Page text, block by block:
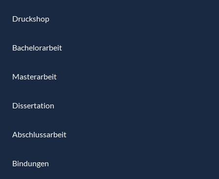
Druckshop
Bachelorarbeit
Masterarbeit
Dissertation
Abschlussarbeit
Bindungen